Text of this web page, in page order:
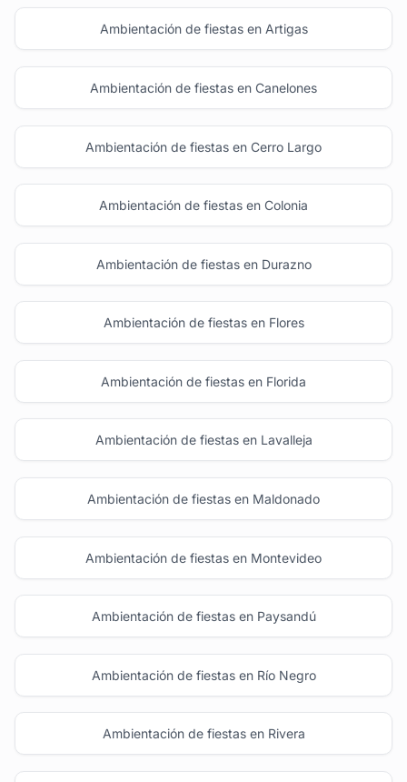
Ambientación de fiestas en Artigas
Ambientación de fiestas en Canelones
Ambientación de fiestas en Cerro Largo
Ambientación de fiestas en Colonia
Ambientación de fiestas en Durazno
Ambientación de fiestas en Flores
Ambientación de fiestas en Florida
Ambientación de fiestas en Lavalleja
Ambientación de fiestas en Maldonado
Ambientación de fiestas en Montevideo
Ambientación de fiestas en Paysandú
Ambientación de fiestas en Río Negro
Ambientación de fiestas en Rivera